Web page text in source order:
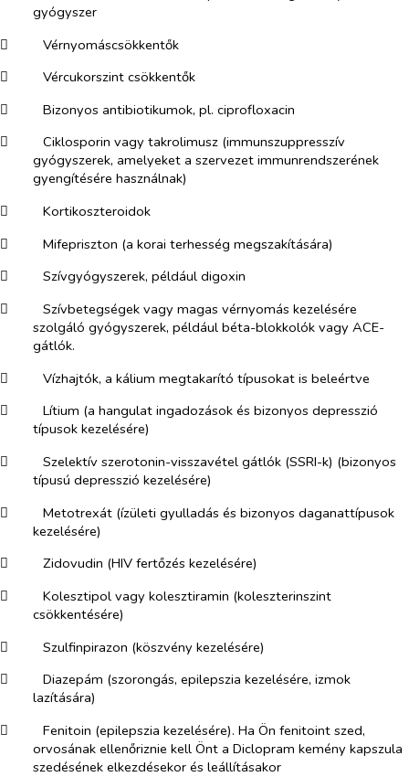
gyógyszer
​
Vérnyomáscsökkentők
​
Vércukorszint csökkentők
​
Bizonyos antibiotikumok, pl. ciprofloxacin
​
Ciklosporin vagy takrolimusz (immunszuppresszív
gyógyszerek, amelyeket a szervezet immunrendszerének
gyengítésére használnak)
​
Kortikoszteroidok
​
Mifepriszton (a korai terhesség megszakítására)
​
Szívgyógyszerek, például digoxin
​
Szívbetegségek vagy magas vérnyomás kezelésére
szolgáló gyógyszerek, például béta-blokkolók vagy ACE-
gátlók.
​
Vízhajtók, a kálium megtakarító típusokat is beleértve
​
Lítium (a hangulat ingadozások és bizonyos depresszió
típusok kezelésére)
​
Szelektív szerotonin-visszavétel gátlók (SSRI-k) (bizonyos
típusú depresszió kezelésére)
​
Metotrexát (ízületi gyulladás és bizonyos daganattípusok
kezelésére)
​
Zidovudin (HIV fertőzés kezelésére)
​
Kolesztipol vagy kolesztiramin (koleszterinszint
csökkentésére)
​
Szulfinpirazon (köszvény kezelésére)
​
Diazepám (szorongás, epilepszia kezelésére, izmok
lazítására)
​
Fenitoin (epilepszia kezelésére). Ha Ön fenitoint szed,
orvosának ellenőriznie kell Önt a Diclopram kemény kapszula
szedésének elkezdésekor és leállításakor